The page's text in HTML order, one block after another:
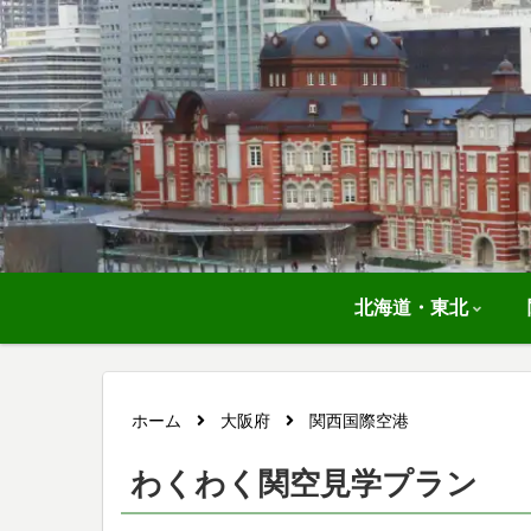
北海道・東北
ホーム 大阪府 関西国際空港
わくわく関空見学プラン